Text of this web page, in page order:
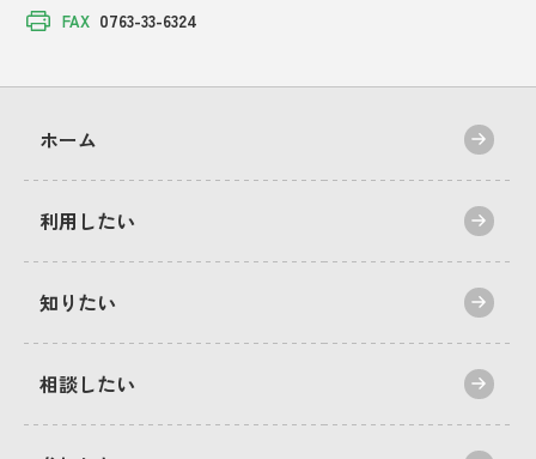
FAX 0763-33-6324
ホーム
利用したい
知りたい
相談したい